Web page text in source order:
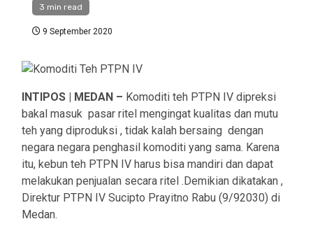
3 min read
9 September 2020
INTIPOS | MEDAN – Komoditi teh PTPN IV dipreksi
bakal masuk pasar ritel mengingat kualitas dan mutu
teh yang diproduksi , tidak kalah bersaing dengan
negara negara penghasil komoditi yang sama. Karena
itu, kebun teh PTPN IV harus bisa mandiri dan dapat
melakukan penjualan secara ritel .Demikian dikatakan ,
Direktur PTPN IV Sucipto Prayitno Rabu (9/92030) di
Medan.